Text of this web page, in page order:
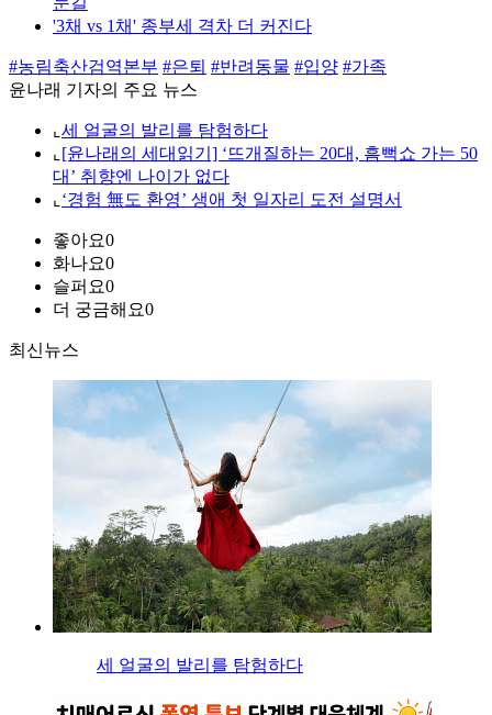
'3채 vs 1채' 종부세 격차 더 커진다
#농림축산검역본부 #은퇴 #반려동물 #입양 #가족
윤나래 기자의 주요 뉴스
⌞ 세 얼굴의 발리를 탐험하다
⌞ [윤나래의 세대읽기] ‘뜨개질하는 20대, 흠뻑쇼 가는 50
대’ 취향엔 나이가 없다
⌞ ‘경험 無도 환영’ 생애 첫 일자리 도전 설명서
좋아요0
화나요0
슬퍼요0
더 궁금해요0
최신뉴스
세 얼굴의 발리를 탐험하다